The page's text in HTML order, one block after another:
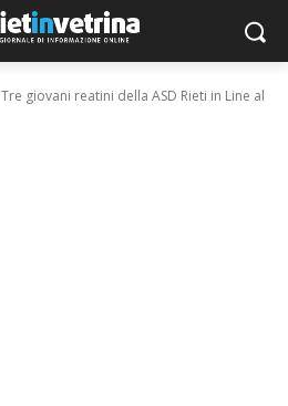
Tre giovani reatini della ASD Rieti in Line al